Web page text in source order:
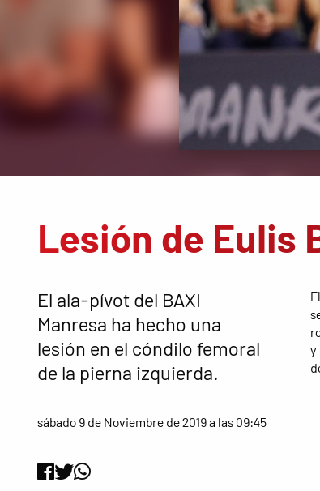
Lesión de Eulis
El ala-pívot del BAXI
Manresa ha hecho una
lesión en el cóndilo femoral
de la pierna izquierda.
sábado 9 de Noviembre de 2019 a las 09:45
y